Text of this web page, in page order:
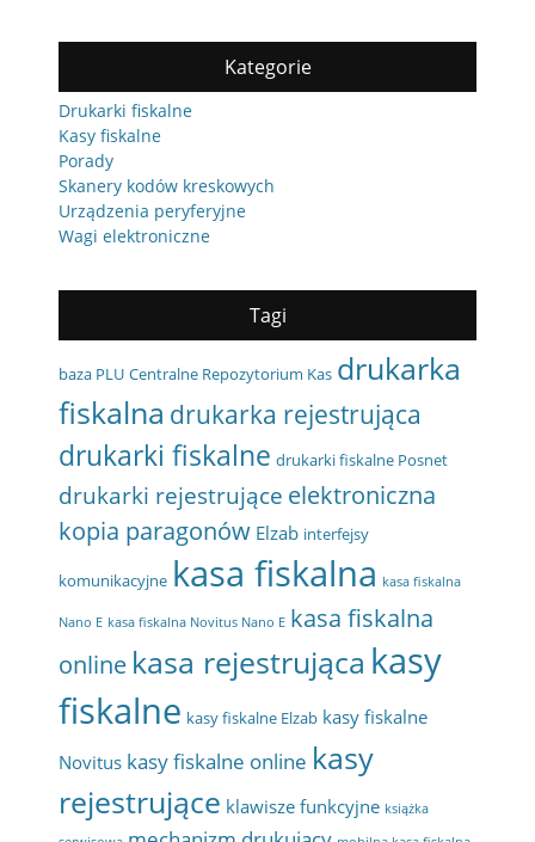
Kategorie
Drukarki fiskalne
Kasy fiskalne
Porady
Skanery kodów kreskowych
Urządzenia peryferyjne
Wagi elektroniczne
Tagi
baza PLU Centralne Repozytorium Kas drukarka
fiskalna drukarka rejestrująca
drukarki fiskalne drukarki fiskalne Posnet
drukarki rejestrujące elektroniczna
kopia paragonów Elzab interfejsy
komunikacyjne kasa fiskalna kasa fiskalna
Nano E kasa fiskalna Novitus Nano E kasa fiskalna
online kasa rejestrująca kasy
fiskalne kasy fiskalne Elzab kasy fiskalne
Novitus kasy fiskalne online kasy
rejestrujące klawisze funkcyjne książka